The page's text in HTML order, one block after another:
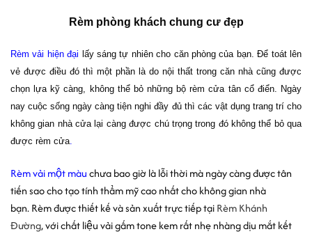
Rèm phòng khách chung cư đẹp
Rèm vải hiện đại lấy sáng tự nhiên cho căn phòng của bạn. Để toát lên
vẻ được điều đó thì một phần là do nội thất trong căn nhà cũng được
chọn lựa kỹ càng, không thể bỏ những bộ rèm cửa tân cổ điển.
Ngày
nay cuộc sống ngày càng tiện nghi đầy đủ thì các vật dụng trang trí cho
không gian nhà cửa lại càng được chú trọng trong đó không thể bỏ qua
được rèm cửa
Rèm vải một màuchưa bao giờ là lỗi thời mà ngày càng được tân
tiến sao cho tạo tính thẩm mỹ cao nhất cho không gian nhà
bạn.Rèm được thiết kế và sản xuất trực tiếp tạiRèm Khánh
Đường, với chất liệu vải gấm tone kem rất nhẹ nhàng dịu mắt kết